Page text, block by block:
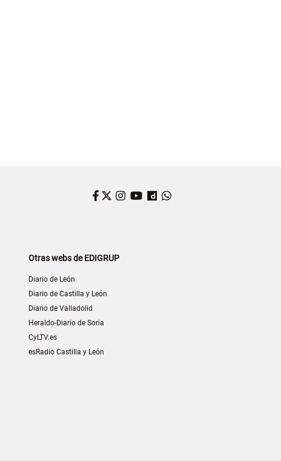
Facebook
Twitter
Instagram
YouTube
Dailymotion
Otras webs de EDIGRUP
Diario de León
Diario de Castilla y León
Diario de Valladolid
Heraldo-Diario de Soria
CyLTV.es
esRadio Castilla y León